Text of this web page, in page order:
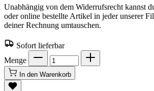
Unabhängig von dem Widerrufsrecht kannst
oder online bestellte Artikel in jeder unserer
deiner Rechnung umtauschen.
Sofort lieferbar
Menge
In den Warenkorb